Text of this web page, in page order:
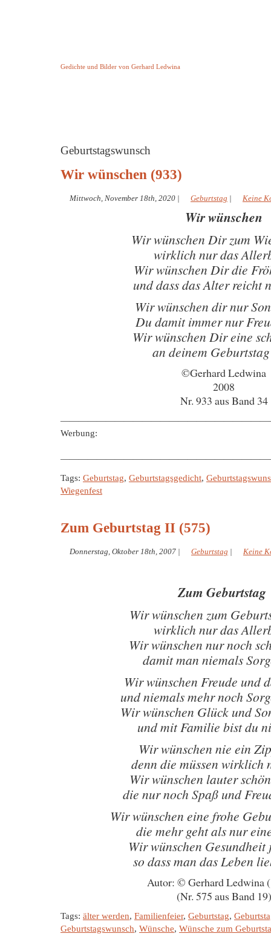
Gedichte und Bilder von Gerhard Ledwina
Geburtstagswunsch
Wir wünschen (933)
Mittwoch, November 18th, 2020 | Geburtstag | Keine
Wir wünschen
Wir wünschen Dir zum
wirklich nur das
Wir wünschen Dir die
und dass das Alter reicht
Wir wünschen dir nur
Du damit immer nur
Wir wünschen Dir eine
an deinem
©Gerhard Ledwina
2008
Nr. 933 aus Band 34
Werbung:
Tags: Geburtstag, Geburtstagsgedicht,
Wiegenfest
Zum Geburtstag II (575)
Donnerstag, Oktober 18th, 2007 | Geburtstag | Keine
Zum Geburtstag
Wir wünschen zum
wirklich nur das
Wir wünschen nur noch
damit man niemals
Wir wünschen Freude und
und niemals mehr noch
Wir wünschen Glück und
und mit Familie bist du
Wir wünschen nie ein
denn die müssen wirklich
Wir wünschen lauter
die nur noch Spaß und
Wir wünschen eine frohe
die mehr geht als nur
Wir wünschen Gesundheit
so dass man das Leben
Autor: © Gerhard Ledwina
(Nr. 575 aus Band 19)
Tags: älter werden, Familienfeier, Geburtstag,
Geburtstagswunsch, Wünsche, Wünsche zum